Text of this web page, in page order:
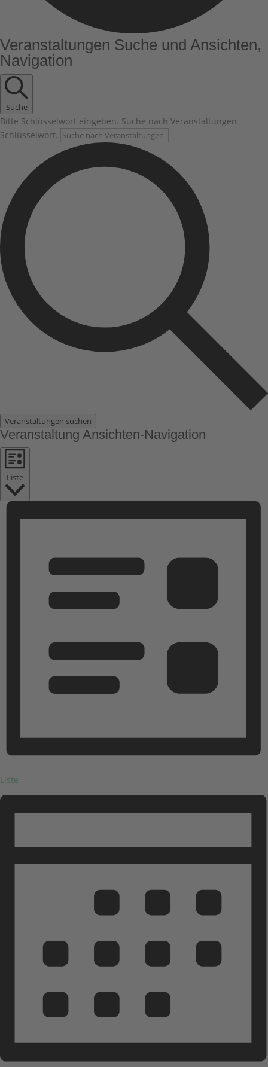
Veranstaltungen
Veranstaltungen Suche und Ansichten,
Navigation
Suche
Bitte Schlüsselwort eingeben. Suche nach Veranstaltungen
Schlüsselwort.
Veranstaltungen suchen
Veranstaltung Ansichten-Navigation
Liste
Liste